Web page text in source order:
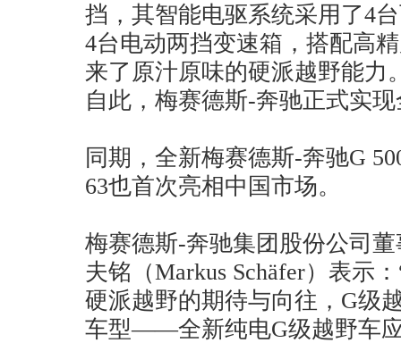
挡，其智能电驱系统采用了4
4台电动两挡变速箱，搭配高
来了原汁原味的硬派越野能力
自此，梅赛德斯-奔驰正式实
同期，全新梅赛德斯-奔驰G
63也首次亮相中国市场。
梅赛德斯-奔驰集团股份公司
夫铭（Markus Schäfer）表示
硬派越野的期待与向往，G级
车型——全新纯电G级越野车